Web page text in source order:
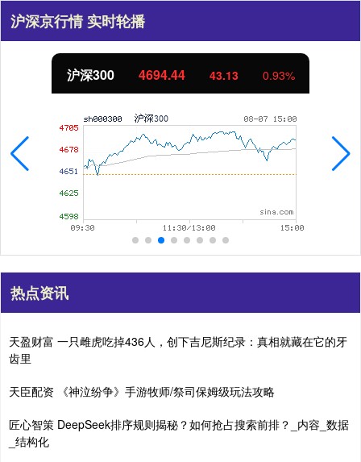
沪深京行情 实时轮播
北证50 1134.24 11.37
热点资讯
天盈财富 一只雌虎吃掉436人，创下吉尼斯纪录：真相就藏在它的牙
齿里
天臣配资 《神泣纷争》手游牧师/祭司保姆级玩法攻略
匠心智策 DeepSeek排序规则揭秘？如何抢占搜索前排？_内容_数据
_结构化